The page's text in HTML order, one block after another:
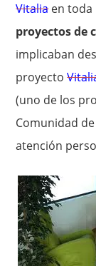
Vitaliaen toda
proyectos de
implicaban
proyecto
(uno de los
Comunidad
atención